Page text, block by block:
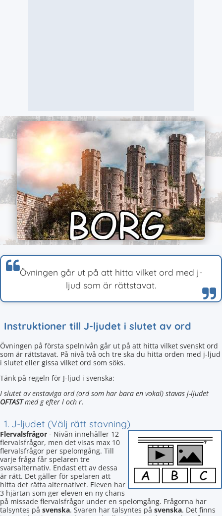
Övningen går ut på att hitta vilket ord med j-
ljud som är rättstavat.
Instruktioner till J-ljudet i slutet av ord
Övningen på första spelnivån går ut på att hitta vilket svenskt ord
som är rättstavat. På nivå två och tre ska du hitta orden med j-ljud
i slutet eller gissa vilket ord som söks.
Tänk på regeln för J-ljud i svenska:
I slutet av enstaviga ord (ord som har bara en vokal) stavas j-ljudet
OFTASTmed g efter l och r.
1. J-ljudet (Välj rätt stavning)
Flervalsfrågor - Nivån innehåller 12
flervalsfrågor, men det visas max 10
flervalsfrågor per spelomgång. Till
varje fråga får spelaren tre
svarsalternativ. Endast ett av dessa
är rätt. Det gäller för spelaren att
hitta det rätta alternativet. Eleven har
3 hjärtan som ger eleven en ny chans
på missade flervalsfrågor under en spelomgång. Frågorna har
talsyntes på svenska. Svaren har talsyntes på svenska. Det finns